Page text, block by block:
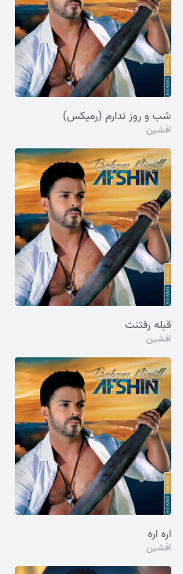
شب و روز ندارم (رمیکس)
افشین
قبله رفتنت
افشین
اره اره
افشین